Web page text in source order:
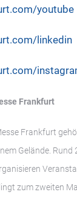
youtube
linkedin
Frankfurt
Frankfurt
Gelände.
zum zweiten